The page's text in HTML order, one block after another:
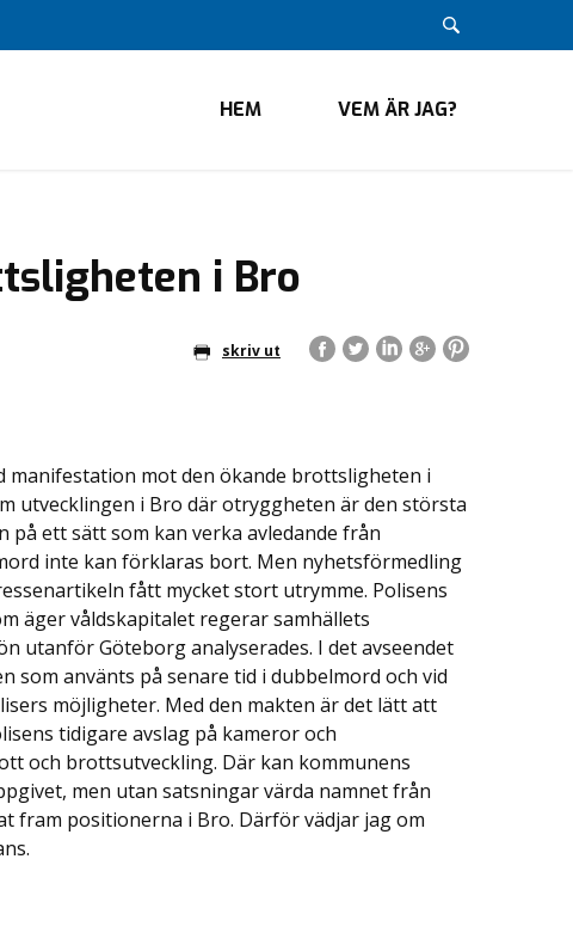
HEM VEM ÄR JAG?
i Bro
skriv ut
mot den ökande brottsligheten i
utvecklingen i Bro där otryggheten är den största
på ett sätt som kan verka avledande från
inte kan förklaras bort. Men nyhetsförmedling
fått mycket stort utrymme. Polisens
äger våldskapitalet regerar samhällets
utanför Göteborg analyserades. I det avseendet
som använts på senare tid i dubbelmord och vid
möjligheter. Med den makten är det lätt att
tidigare avslag på kameror och
och brottsutveckling. Där kan kommunens
men utan satsningar värda namnet från
positionerna i Bro. Därför vädjar jag om